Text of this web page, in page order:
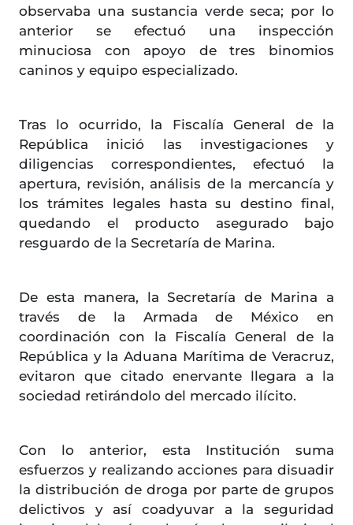
observaba una sustancia verde seca; por lo
anterior se efectuó una inspección
minuciosa con apoyo de tres binomios
caninos y equipo especializado.
Tras lo ocurrido, la Fiscalía General de la
República inició las investigaciones y
diligencias correspondientes, efectuó la
apertura, revisión, análisis de la mercancía y
los trámites legales hasta su destino final,
quedando el producto asegurado bajo
resguardo de la Secretaría de Marina.
De esta manera, la Secretaría de Marina a
través de la Armada de México en
coordinación con la Fiscalía General de la
República y la Aduana Marítima de Veracruz,
evitaron que citado enervante llegara a la
sociedad retirándolo del mercado ilícito.
Con lo anterior, esta Institución suma
esfuerzos y realizando acciones para disuadir
la distribución de droga por parte de grupos
delictivos y así coadyuvar a la seguridad